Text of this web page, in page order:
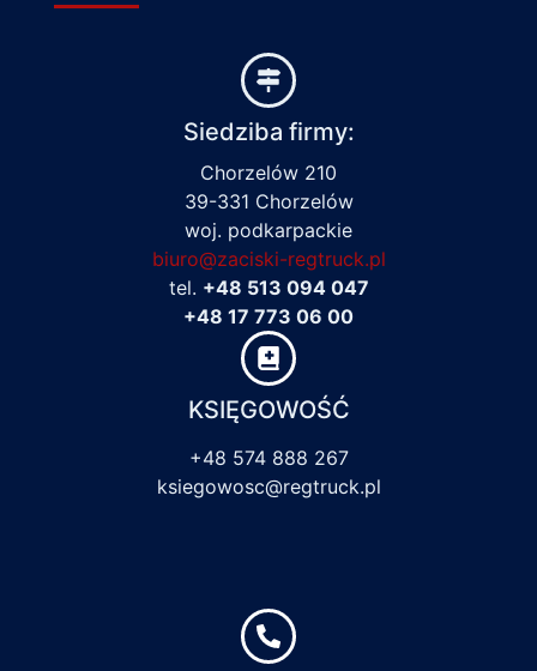
Siedziba firmy:
Chorzelów 210
39-331 Chorzelów
woj. podkarpackie
biuro@zaciski-regtruck.pl
tel. +48 513 094 047
+48 17 773 06 00
KSIĘGOWOŚĆ
+48 574 888 267
ksiegowosc@regtruck.pl